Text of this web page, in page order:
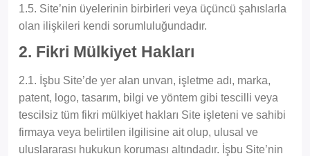
1.5. Site’nin üyelerinin birbirleri veya üçüncü şahıslarla
olan ilişkileri kendi sorumluluğundadır.
2. Fikri Mülkiyet Hakları
2.1. İşbu Site’de yer alan unvan, işletme adı, marka,
patent, logo, tasarım, bilgi ve yöntem gibi tescilli veya
tescilsiz tüm fikri mülkiyet hakları Site işleteni ve sahibi
firmaya veya belirtilen ilgilisine ait olup, ulusal ve
uluslararası hukukun koruması altındadır. İşbu Site’nin